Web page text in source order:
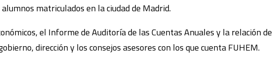
matriculados en la ciudad de Madrid.
el Informe de Auditoría de las Cuentas Anuales y la relación de
dirección y los consejos asesores con los que cuenta FUHEM.